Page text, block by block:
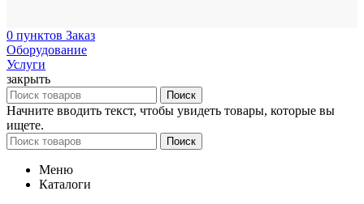
0 пунктов Заказ
Оборудование
Услуги
закрыть
Поиск
Начните вводить текст, чтобы увидеть товары, которые вы
ищете.
Поиск
Меню
Каталоги